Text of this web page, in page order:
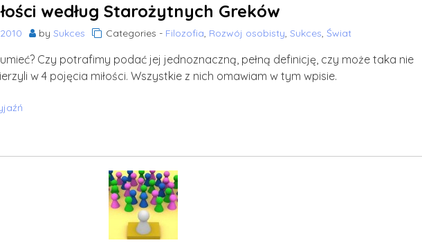
według Starożytnych Greków
by Sukces Categories - Filozofia, Rozwój osobisty, Sukces, Świat
Czy potrafimy podać jej jednoznaczną, pełną definicję, czy może taka nie
w 4 pojęcia miłości. Wszystkie z nich omawiam w tym wpisie.